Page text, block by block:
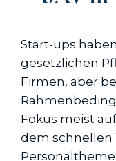
Start-ups
gesetzlichen
Firmen, aber
Fokus meist
dem schnellen